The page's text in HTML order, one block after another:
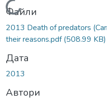
Вантажиться...
Файли
2013 Death of predators
their reasons.pdf(508.99 KB)
Дата
2013
Автори